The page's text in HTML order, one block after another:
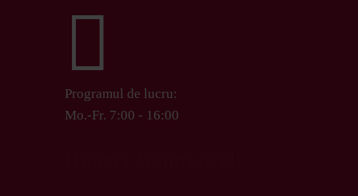

Programul de lucru:
Mo.-Fr. 7:00 - 16:00